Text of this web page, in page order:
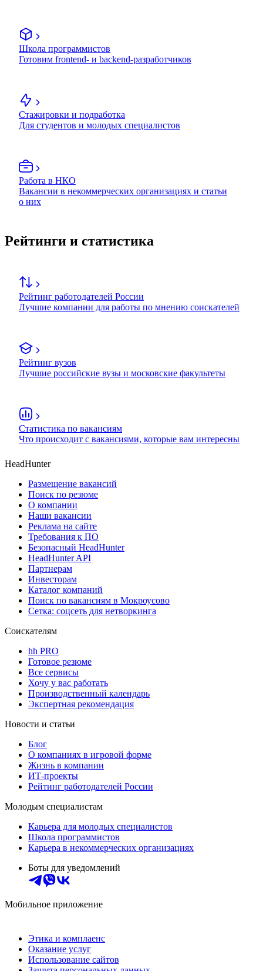
Школа программистов
Готовим frontend- и backend-разработчиков
Стажировки и подработка
Для студентов и молодых специалистов
Работа в НКО
Вакансии в некоммерческих организациях и статьи
о них
Рейтинги и статистика
Рейтинг работодателей России
Лучшие компании для работы по мнению соискателей
Рейтинг вузов
Лучшие российские вузы и московские факультеты
Статистика по вакансиям
Что происходит с вакансиями, которые вам интересны
HeadHunter
Размещение вакансий
Поиск по резюме
О компании
Наши вакансии
Реклама на сайте
Требования к ПО
Безопасный HeadHunter
HeadHunter API
Партнерам
Инвесторам
Каталог компаний
Поиск по вакансиям в Мокроусово
Сетка: соцсеть для нетворкинга
Соискателям
hh PRO
Готовое резюме
Все сервисы
Хочу у вас работать
Производственный календарь
Экспертная рекомендация
Новости и статьи
Блог
О компаниях в игровой форме
Жизнь в компании
ИТ-проекты
Рейтинг работодателей России
Молодым специалистам
Карьера для молодых специалистов
Школа программистов
Карьера в некоммерческих организациях
Боты для уведомлений
Мобильное приложение
Этика и комплаенс
Оказание услуг
Использование сайтов